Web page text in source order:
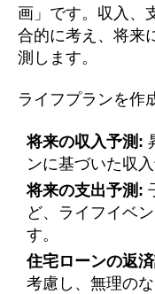
画」です。収入、
合的に考え、将来
測します。
ライフプランを作
将来の収入予測:
ンに基づいた収
将来の支出予測:
ど、ライフイベ
す。
住宅ローンの返
考慮し、無理の